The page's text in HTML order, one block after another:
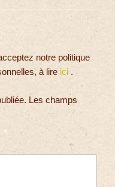
notre politique
à lire ici .
Les champs